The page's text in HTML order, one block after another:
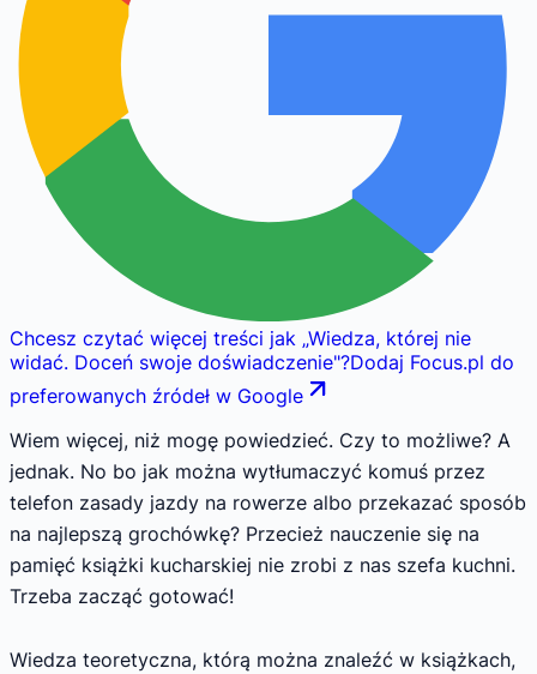
Chcesz czytać więcej treści jak „Wiedza, której nie
widać. Doceń swoje doświadczenie"?Dodaj Focus.pl do
preferowanych źródeł w Google
Wiem więcej, niż mogę powiedzieć. Czy to możliwe? A
jednak. No bo jak można wytłumaczyć komuś przez
telefon zasady jazdy na rowerze albo przekazać sposób
na najlepszą grochówkę? Przecież nauczenie się na
pamięć książki kucharskiej nie zrobi z nas szefa kuchni.
Trzeba zacząć gotować!
Wiedza teoretyczna, którą można znaleźć w książkach,